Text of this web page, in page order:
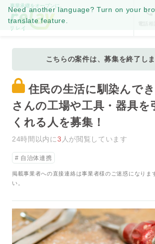
Need another language? Turn on your
translate feature.
事業承継をオープンに。
こちらの案件は、募集を終了しま
住民の生活に馴染んで
さんの工場や工具・器具を
くれる人を募集！
24時間以内に3 人が閲覧しています
自治体連携
掲載事業者への直接連絡は事業者様のご迷惑になりま
い。